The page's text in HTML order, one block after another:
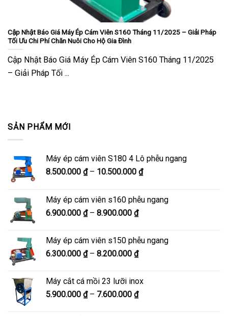
SẢN PHẨM MỚI
Máy ép cám viên S180 4 Lô phễu ngang
8.500.000 ₫ – 10.500.000 ₫Khoảng
8.500.000 ₫
Máy ép cám viên s160 phễu ngang
6.900.000 ₫ – 8.900.000 ₫Khoảng
từ
6.900.000 ₫
đến
Máy ép cám viên s150 phễu ngang
6.300.000 ₫ – 8.200.000 ₫Khoảng
6.300.000 ₫
đến
Máy cắt cá mồi 23 lưỡi inox
5.900.000 ₫ – 7.600.000 ₫Khoảng
Cập Nhật Báo Giá Máy Ép Cám Viên S160 Tháng 11/2025 – Giải Pháp
Tối Ưu Chi Phí Chăn Nuôi Cho Hộ Gia Đình
Cập Nhật Báo Giá Máy Ép Cám Viên S160 Tháng 11/2025
– Giải Pháp Tối ...